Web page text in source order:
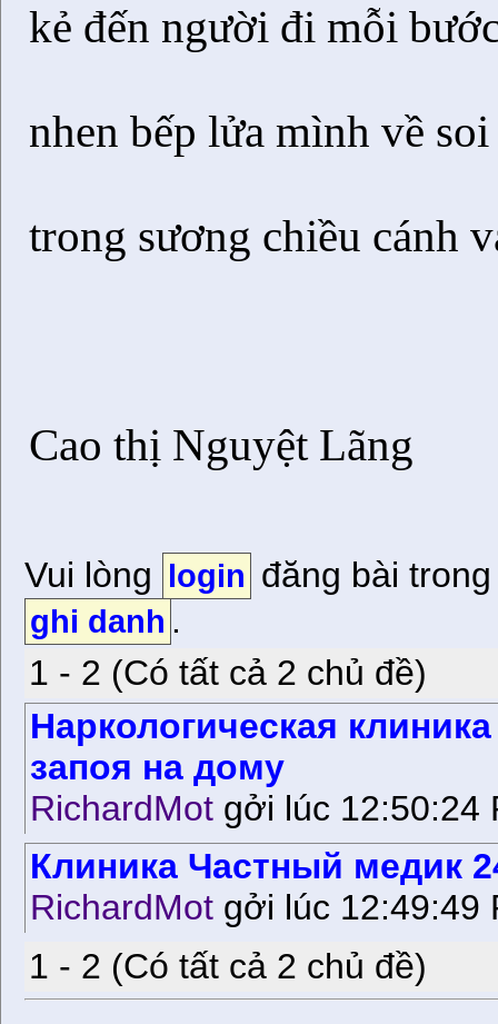
kẻ đến người đi mỗi
nhen bếp lửa mình về
trong sương chiều cánh
Cao thị Nguyệt Lãng
Vui lòng login đăng bài
ghi danh .
1 - 2 (Có tất cả 2 chủ đề)
Наркологическая
запоя на дому
RichardMot gởi lúc 12:50:24
Клиника Частный медик
RichardMot gởi lúc 12:49:49
1 - 2 (Có tất cả 2 chủ đề)